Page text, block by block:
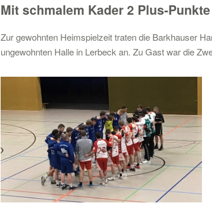
Mit schmalem Kader 2 Plus-
Zur gewohnten Heimspielzeit traten die Barkhauser
ungewohnten Halle in Lerbeck an. Zu Gast war die